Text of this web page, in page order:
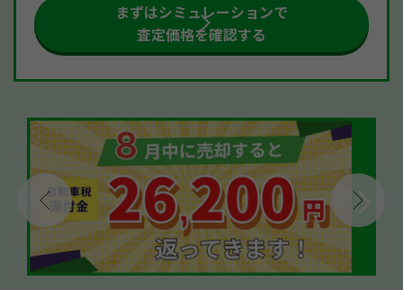
まずはシミュレーションで
査定価格を確認する